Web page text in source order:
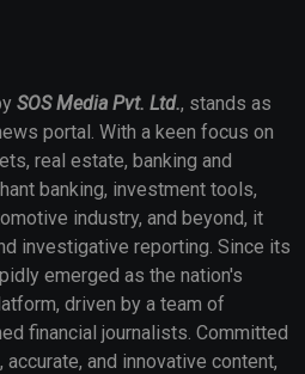
SOS Media Pvt. Ltd., stands as
portal. With a keen focus on
real estate, banking and
banking, investment tools,
industry, and beyond, it
investigative reporting. Since its
emerged as the nation's
driven by a team of
financial journalists. Committed
and innovative content,